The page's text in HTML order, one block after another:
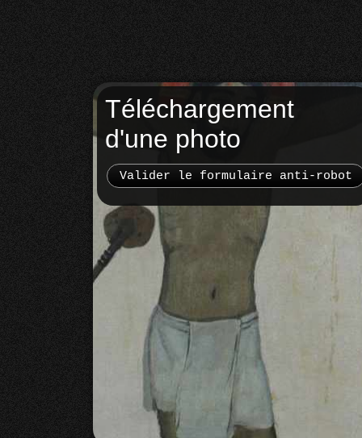
Téléchargement
d'une photo